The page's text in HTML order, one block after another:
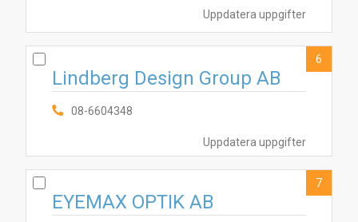
Uppdatera uppgifter
Uppdatera uppgifter
Lindberg Design Group AB
08-6604348
6
EYEMAX OPTIK AB
7